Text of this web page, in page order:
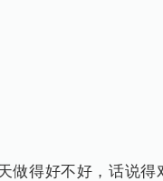
做得好不好，话说得